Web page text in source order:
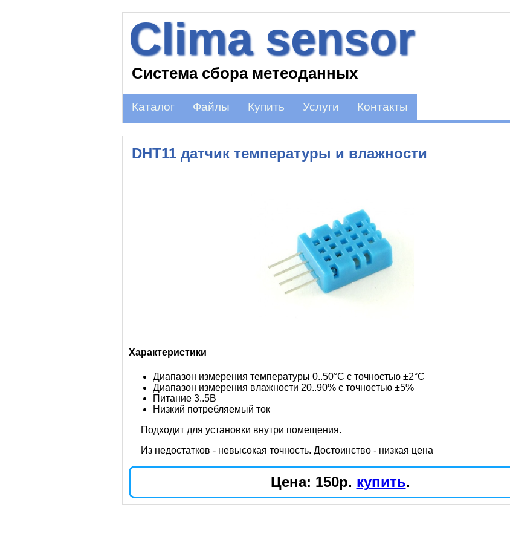
Clima sensor
Система сбора метеоданных
Каталог Файлы Купить Услуги Контакты
DHT11 датчик температуры и влажности
Характеристики
Диапазон измерения температуры 0..50°С с точностью ±2°С
Диапазон измерения влажности 20..90% с точностью ±5%
Питание 3..5В
Низкий потребляемый ток
Подходит для установки внутри помещения.
Из недостатков - невысокая точность. Достоинство - низкая цена
Цена: 150р. купить.